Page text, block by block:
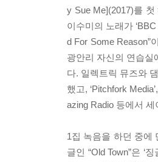
y Sue Me](2017)를
이수미의 노래가
d For Some Reason”
광안리 자신의 연습실
다. 일렉트릭 뮤즈와
했고, ‘Pitchfork
azing Radio 등에서
1집 녹음을 하던 중에
글인 “Old Town”은 ‘